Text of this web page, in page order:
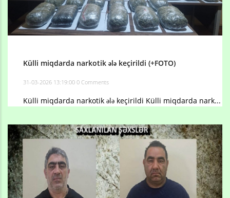
Külli miqdarda narkotik ələ keçirildi (+FOTO)
31-03-2026 13:19:00 0 Comments
Külli miqdarda narkotik ələ keçirildi Külli miqdarda nark...